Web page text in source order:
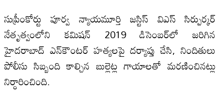
సుప్రీంకోర్టు పూర్వ న్యాయమూర్తి జస్టిస్ విఎస్ సిర్పుర్కర్
నేతృత్వంలోని కమిషన్ 2019 డిసెంబర్‌లో జరిగిన
హైదరాబాద్ ఎన్‌కౌంటర్ హత్యలపై దర్యాప్తు చేసి, నిందితులు
పోలీసు సిబ్బంది కాల్చిన బుల్లెట్ల గాయాలతో మరణించినట్లు
నిర్ధారించింది.